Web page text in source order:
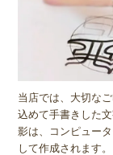
当店では、大切な
込めて手書きした
影は、コンピュー
して作成されます